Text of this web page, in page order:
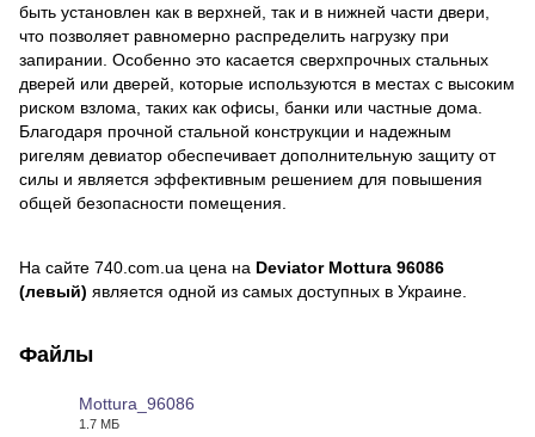
быть установлен как в верхней, так и в нижней части двери,
что позволяет равномерно распределить нагрузку при
запирании. Особенно это касается сверхпрочных стальных
дверей или дверей, которые используются в местах с высоким
риском взлома, таких как офисы, банки или частные дома.
Благодаря прочной стальной конструкции и надежным
ригелям девиатор обеспечивает дополнительную защиту от
силы и является эффективным решением для повышения
общей безопасности помещения.
На сайте 740.com.ua цена на Deviator Mottura 96086
(левый) является одной из самых доступных в Украине.
Файлы
Mottura_96086
1.7 МБ